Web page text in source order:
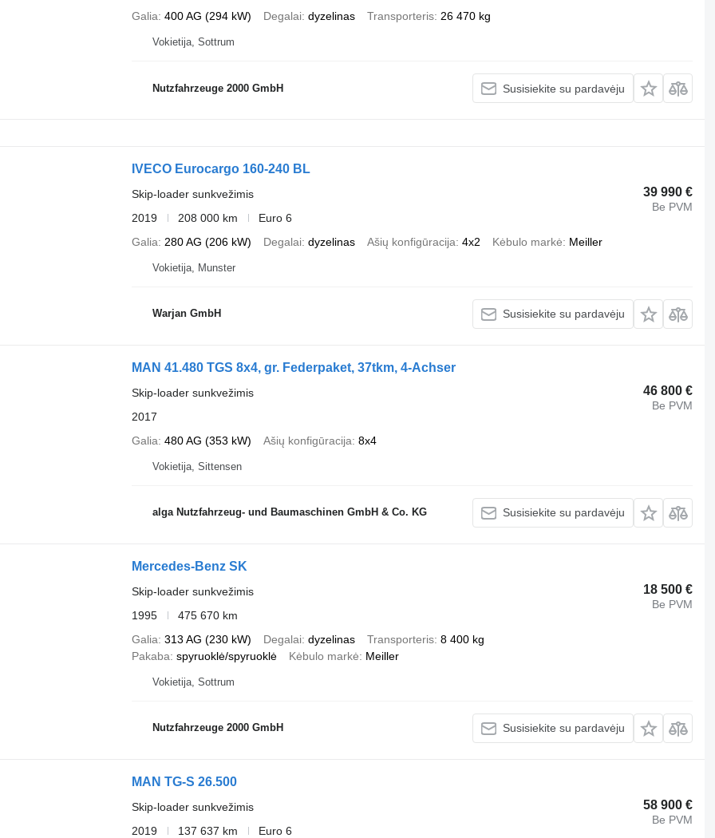
Galia 400 AG (294 kW) Degalai dyzelinas Transporteris 26 470 kg
Vokietija, Sottrum
Nutzfahrzeuge 2000 GmbH Susisiekite su pardavėju
IVECO Eurocargo 160-240 BL
39 990 €
Be PVM
Skip-loader sunkvežimis
2019
208 000 km
Euro 6
Galia
280 AG (206 kW) Degalai dyzelinas Ašių konfigūracija 4x2 Kėbulo markė Meiller
Vokietija, Munster
Warjan GmbH Susisiekite su pardavėju
MAN 41.480 TGS 8x4, gr. Federpaket, 37tkm, 4-Achser
46 800 €
Be PVM
Skip-loader sunkvežimis
2017
Galia 480 AG (353 kW) Ašių konfigūracija 8x4
Vokietija, Sittensen
alga Nutzfahrzeug- und Baumaschinen GmbH & Co. KG Susisiekite su pardavėju
Mercedes-Benz SK
18 500 €
Be PVM
Skip-loader sunkvežimis
1995
475 670 km
Galia 313 AG (230 kW) Degalai dyzelinas Transporteris 8 400 kg
Pakaba spyruoklė/spyruoklė Kėbulo markė Meiller
Vokietija, Sottrum
Nutzfahrzeuge 2000 GmbH Susisiekite su pardavėju
MAN TG-S 26.500
58 900 €
Be PVM
Skip-loader sunkvežimis
2019
137 637 km
Euro 6